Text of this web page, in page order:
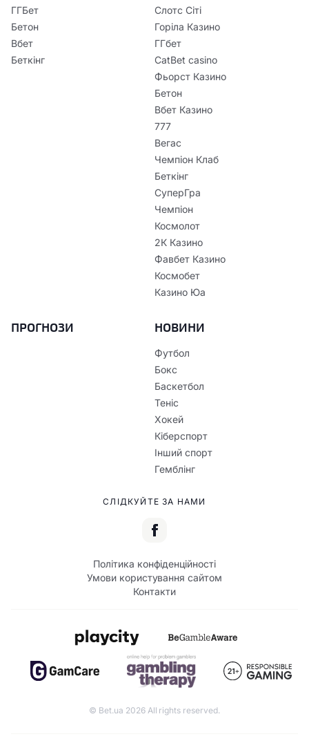
ГГБет
Бетон
Вбет
Беткінг
Слотс Сіті
Горіла Казино
ГГбет
CatBet casino
Фьорст Казино
Бетон
Вбет Казино
777
Вегас
Чемпіон Клаб
Беткінг
СуперГра
Чемпіон
Космолот
2К Казино
Фавбет Казино
Космобет
Казино Юа
ПРОГНОЗИ НОВИНИ
Футбол
Бокс
Баскетбол
Теніс
Хокей
Кіберспорт
Інший спорт
Гемблінг
СЛІДКУЙТЕ ЗА НАМИ
Політика конфіденційності
Умови користування сайтом
Контакти
© Bet.ua 2026 All rights reserved.